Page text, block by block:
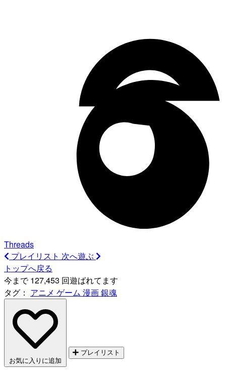
Threads
プレイリスト 次へ遊ぶ
トップへ戻る
今まで 127,453 回遊ばれてます
タグ： アニメ ゲーム 漫画銀魂
お気に入りに追加
プレイリスト